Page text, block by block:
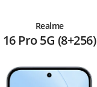
Realme
16 Pro 5G (8+256)